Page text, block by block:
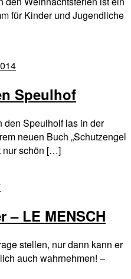
für Kinder und Jugendliche
Speulhof
den Speulholf las in der
neuen Buch „Schutzengel
nur schön […]
– LE MENSCH
stellen, nur dann kann er
auch wahrnehmen! –